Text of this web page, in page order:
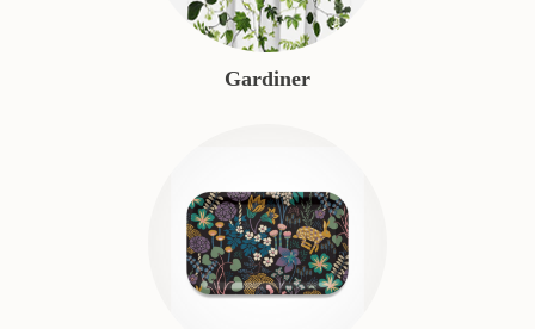
Gardiner